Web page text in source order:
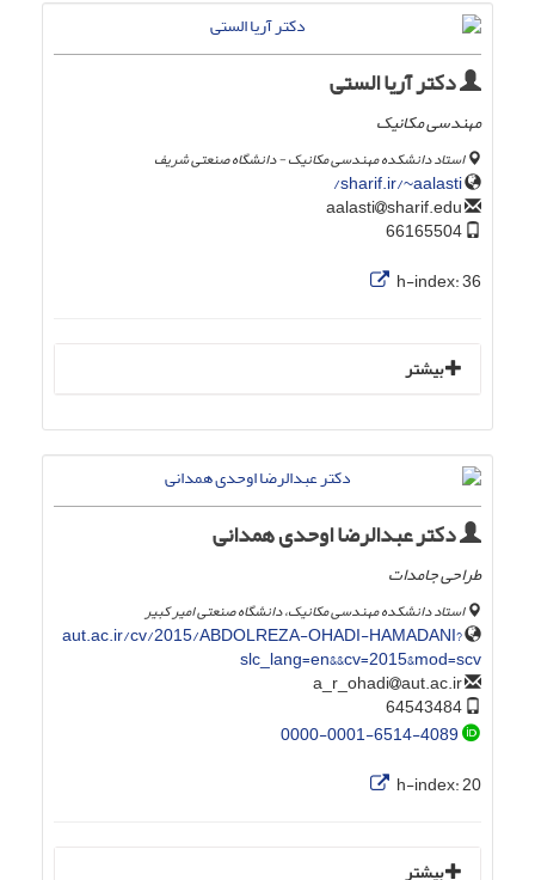
دکتر آریا الستی
مهندسی مکانیک
استاد دانشکده مهندسی مکانیک - دانشگاه صنعتی شریف
sharif.ir/~aalasti/
sharif.edu
h-index:36
بیشتر
دکتر عبدالرضا اوحدی همدانی
طراحی جامدات
استاد دانشکده مهندسی مکانیک، دانشگاه صنعتی امیر کبیر
aut.ac.ir/cv/2015/ABDOLREZA-OHADI-HAMADANI?
slc_lang=en&&cv=2015&mod=scv
aut.ac.ir
0000-0001-6514-4089
h-index:20
بیشتر